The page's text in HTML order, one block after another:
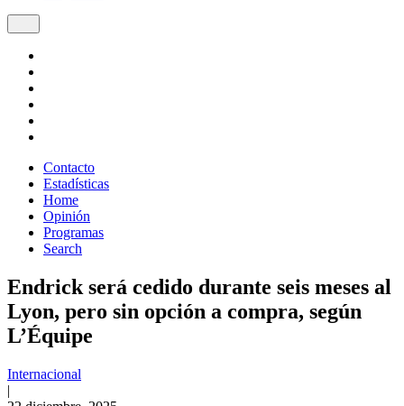
Contacto
Estadísticas
Home
Opinión
Programas
Search
Endrick será cedido durante seis meses al
Lyon, pero sin opción a compra, según
L’Équipe
Internacional
|